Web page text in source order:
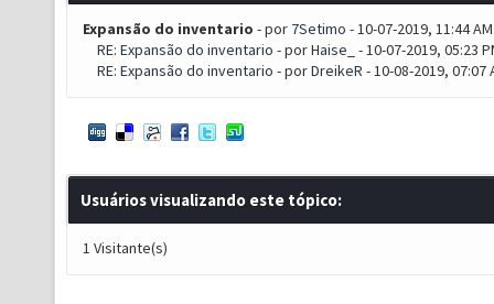
Expansão do inventario - por 7Setimo - 10-07-2019, 11:44 AM
RE: Expansão do inventario - porHaise_
- 10-07-2019, 05:23
RE: Expansão do inventario - porDreikeR - 10-08-2019, 07:07
Usuários visualizando este tópico:
1 Visitante(s)